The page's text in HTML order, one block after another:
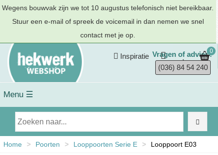
Wegens bouwvak zijn we tot 10 augustus telefonisch niet bereikbaar.
Stuur een e-mail of spreek de voicemail in dan nemen we snel
contact met je op.
Vragen of advies?
(036) 84 54 240
Menu ☰
Inspiratie
0
Home > Poorten > Looppoorten Serie E > Looppoort E03